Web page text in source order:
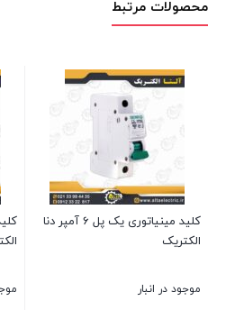
محصولات مرتبط
یک پل 6 آمپر دنا
کلید مینیاتوری سه پل 50 آمپر دنا
الکتریک
موجود در انبار